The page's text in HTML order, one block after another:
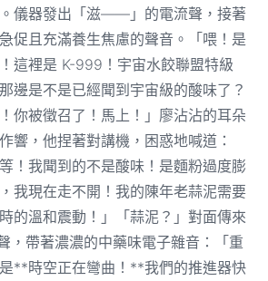
儀器發出「滋——」的電流聲，接著
促且充滿養生焦慮的聲音。「喂！是
這裡是 K-999！宇宙水餃聯盟特級
邊是不是已經聞到宇宙級的酸味了？
你被徵召了！馬上！」廖沾沾的耳朵
響，他捏著對講機，困惑地喊道：
！我聞到的不是酸味！是麵粉過度膨
我現在走不開！我的陳年老蒜泥需要
的溫和震動！」「蒜泥？」對面傳來
，帶著濃濃的中藥味電子雜音：「重
**時空正在彎曲！**我們的推進器快